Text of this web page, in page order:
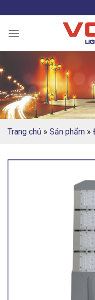
to
content
Trang chủ » Sản phẩm »